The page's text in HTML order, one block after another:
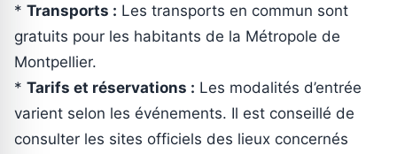
* Transports : Les transports en commun sont
gratuits pour les habitants de la Métropole de
Montpellier.
* Tarifs et réservations : Les modalités d’entrée
varient selon les événements. Il est conseillé de
consulter les sites officiels des lieux concernés